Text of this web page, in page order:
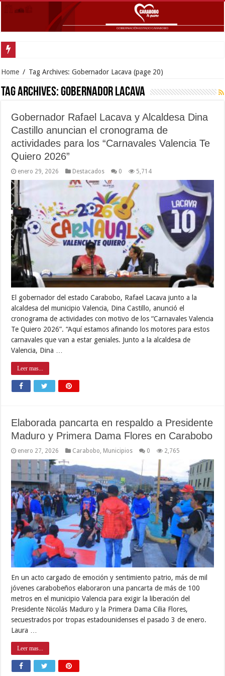
Home / Tag Archives: Gobernador Lacava (page 20)
Tag Archives:Gobernador Lacava
Gobernador Rafael Lacava y Alcaldesa Dina
Castillo anuncian el cronograma de
actividades para los “Carnavales Valencia Te
Quiero 2026”
enero 29, 2026 Destacados 0 5,714
El gobernador del estado Carabobo, Rafael Lacava junto a la
alcaldesa del municipio Valencia, Dina Castillo, anunció el
cronograma de actividades con motivo de los “Carnavales Valencia
Te Quiero 2026”. “Aquí estamos afinando los motores para estos
carnavales que van a estar geniales. Junto a la alcaldesa de
Valencia, Dina …
Leer mas...
Elaborada pancarta en respaldo a Presidente
Maduro y Primera Dama Flores en Carabobo
enero 27, 2026 Carabobo, Municipios 0 2,765
En un acto cargado de emoción y sentimiento patrio, más de mil
jóvenes carabobeños elaboraron una pancarta de más de 100
metros en el municipio Valencia para exigir la liberación del
Presidente Nicolás Maduro y la Primera Dama Cilia Flores,
secuestrados por tropas estadounidenses el pasado 3 de enero.
Laura …
Leer mas...